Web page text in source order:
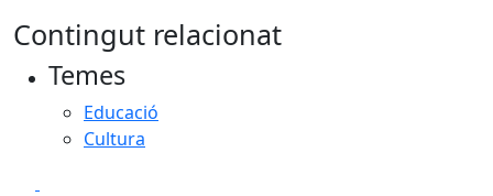
Contingut relacionat
Temes
Educació
Cultura